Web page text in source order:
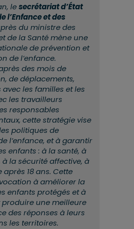
lesecrétariat d’État
l’Enfance et des
du ministre des
de la Santé mène une
de prévention et
de l’enfance.
des mois de
de déplacements,
avec les familles et les
les travailleurs
responsables
cette stratégie vise
politiques de
l’enfance, et à garantir
enfants : à la santé, à
à la sécurité affective, à
après 18 ans. Cette
à améliorer la
enfants protégés et à
produire une meilleure
des réponses à leurs
les territoires.